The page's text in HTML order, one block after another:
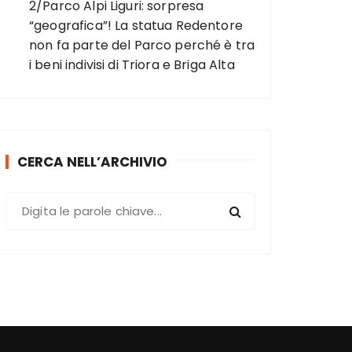
2/Parco Alpi Liguri: sorpresa
“geografica”! La statua Redentore
non fa parte del Parco perché è tra
i beni indivisi di Triora e Briga Alta
CERCA NELL’ARCHIVIO